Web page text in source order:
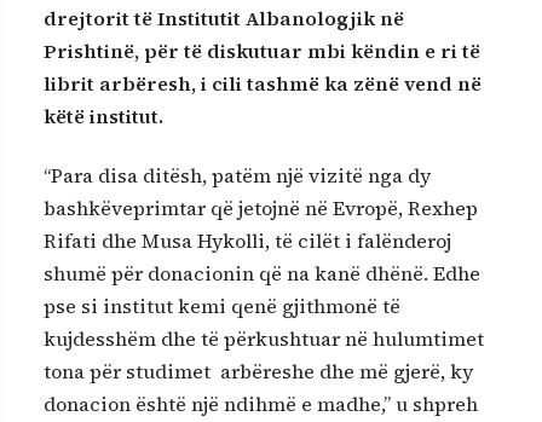
drejtorit të Institutit Albanologjik në
Prishtinë, për të diskutuar mbi këndin e ri të
librit arbëresh, i cili tashmë ka zënë vend në
këtë institut.
“Para disa ditësh, patëm një vizitë nga dy
bashkëveprimtar që jetojnë në Evropë, Rexhep
Rifati dhe Musa Hykolli, të cilët i falënderoj
shumë për donacionin që na kanë dhënë. Edhe
pse si institut kemi qenë gjithmonë të
kujdesshëm dhe të përkushtuar në hulumtimet
tona për studimet arbëreshe dhe më gjerë, ky
donacion është një ndihmë e madhe,” u shpreh